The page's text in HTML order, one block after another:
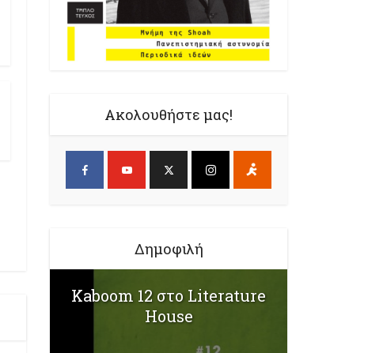
Ακολουθήστε μας!
Δημοφιλή
Kaboom 12 στο Literature
House